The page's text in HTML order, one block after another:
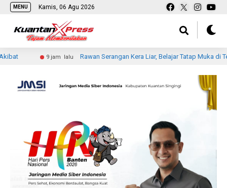
MENU Kamis, 06 Agu 2026
9 jam lalu Rawan Serangan Kera Liar, Belajar Tatap Muka di Tembilahan